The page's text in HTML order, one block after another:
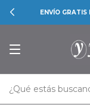
ENVÍO